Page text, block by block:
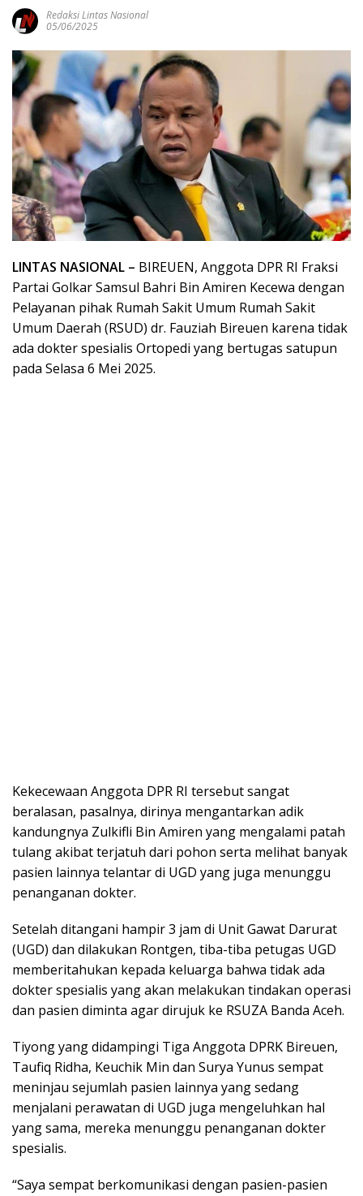
Redaksi Lintas Nasional
05/06/2025
LINTAS NASIONAL – BIREUEN, Anggota DPR RI Fraksi
Partai Golkar Samsul Bahri Bin Amiren Kecewa dengan
Pelayanan pihak Rumah Sakit Umum Rumah Sakit
Umum Daerah (RSUD) dr. Fauziah Bireuen karena tidak
ada dokter spesialis Ortopedi yang bertugas satupun
pada Selasa 6 Mei 2025.
Kekecewaan Anggota DPR RI tersebut sangat
beralasan, pasalnya, dirinya mengantarkan adik
kandungnya Zulkifli Bin Amiren yang mengalami patah
tulang akibat terjatuh dari pohon serta melihat banyak
pasien lainnya telantar di UGD yang juga menunggu
penanganan dokter.
Setelah ditangani hampir 3 jam di Unit Gawat Darurat
(UGD) dan dilakukan Rontgen, tiba-tiba petugas UGD
memberitahukan kepada keluarga bahwa tidak ada
dokter spesialis yang akan melakukan tindakan operasi
dan pasien diminta agar dirujuk ke RSUZA Banda Aceh.
Tiyong yang didampingi Tiga Anggota DPRK Bireuen,
Taufiq Ridha, Keuchik Min dan Surya Yunus sempat
meninjau sejumlah pasien lainnya yang sedang
menjalani perawatan di UGD juga mengeluhkan hal
yang sama, mereka menunggu penanganan dokter
spesialis.
“Saya sempat berkomunikasi dengan pasien-pasien